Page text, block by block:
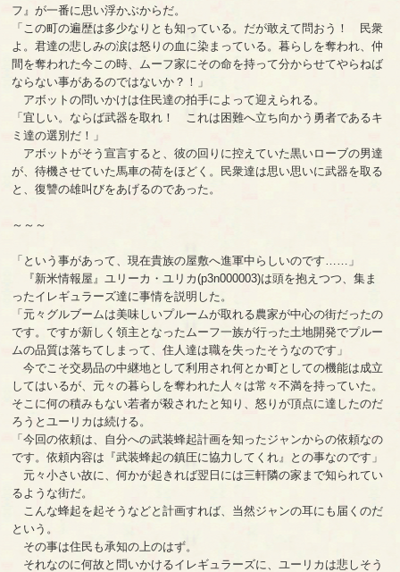
フ』が一番に思い浮かぶからだ。
「この町の遍歴は多少なりとも知っている。だが敢えて問おう！ 民衆
よ。君達の悲しみの涙は怒りの血に染まっている。暮らしを奪われ、仲
間を奪われた今この時、ムーフ家にその命を持って分からせてやらねば
ならない事があるのではないか？！」
アボットの問いかけは住民達の拍手によって迎えられる。
「宜しい。ならば武器を取れ！ これは困難へ立ち向かう勇者であるキ
ミ達の選別だ！」
アボットがそう宣言すると、彼の回りに控えていた黒いローブの男達
が、待機させていた馬車の荷をほどく。民衆達は思い思いに武器を取る
と、復讐の雄叫びをあげるのであった。
～～～
「という事があって、現在貴族の屋敷へ進軍中らしいのです……」
『新米情報屋』ユリーカ・ユリカ(p3n000003)は頭を抱えつつ、集ま
ったイレギュラーズ達に事情を説明した。
「元々グルブームは美味しいプルームが取れる農家が中心の街だったの
です。ですが新しく領主となったムーフ一族が行った土地開発でプルー
ムの品質は落ちてしまって、住人達は職を失ったそうなのです」
今でこそ交易品の中継地として利用され何とか町としての機能は成立
してはいるが、元々の暮らしを奪われた人々は常々不満を持っていた。
そこに何の積みもない若者が殺されたと知り、怒りが頂点に達したのだ
ろうとユーリカは続ける。
「今回の依頼は、自分への武装蜂起計画を知ったジャンからの依頼なの
です。依頼内容は『武装蜂起の鎮圧に協力してくれ』との事なのです」
元々小さい故に、何かが起きれば翌日には三軒隣の家まで知られてい
るような街だ。
こんな蜂起を起そうなどと計画すれば、当然ジャンの耳にも届くのだ
という。
その事は住民も承知の上のはず。
それなのに何故と問いかけるイレギュラーズに、ユーリカは悲しそう